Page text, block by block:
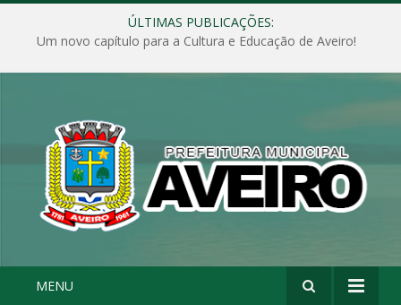
ÚLTIMAS PUBLICAÇÕES:
Um novo capítulo para a Cultura e Educação de Aveiro!
MENU